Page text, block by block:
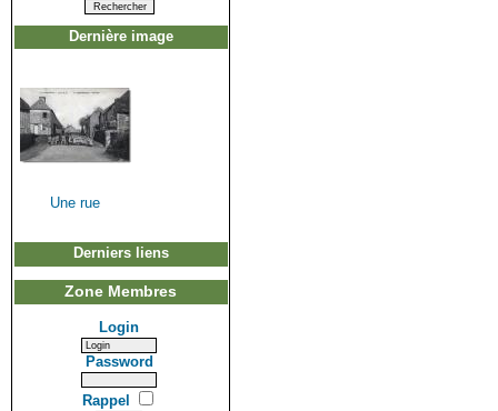
Dernière image
Une rue
Derniers liens
Zone Membres
Login
Password
Rappel